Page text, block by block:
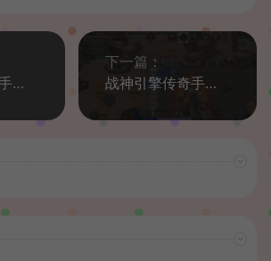
放置RPG刷宝手游【英雄有閃S1蚀梦之境三职业代金券内购版】最新整理Linux手工服务端+本地注册+运维后台+管理后台+代理后台+CDK授权后台+安卓苹果双端+详细搭建教程
下一篇：
战神引擎传奇手游【怒火冰雪三十大陆单职业裤衩6.1免受权】最新整理Win系特色服务端+安卓苹果双端+GM后台+详细搭建教程